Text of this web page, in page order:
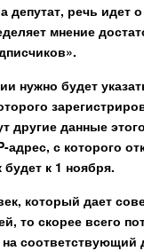
депутат, речь идет
мнение
нужно будет
другие данные
адрес, с которого
к 1 ноября.
который дает
то скорее всего
на соответствующий